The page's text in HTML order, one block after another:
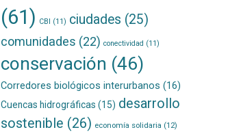
(61) CBI (11) ciudades (25)
comunidades (22) conectividad (11)
conservación (46)
Corredores biológicos interurbanos (16)
Cuencas hidrográficas (15) desarrollo
sostenible (26) economía solidaria (12)